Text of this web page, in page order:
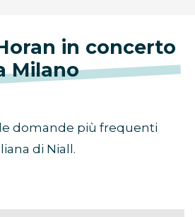
in concerto
Milano
domande più frequenti
di Niall.